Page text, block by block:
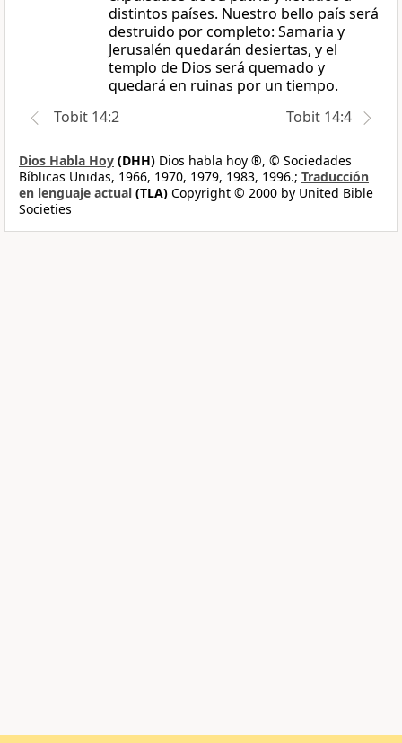
distintos países. Nuestro bello país será
destruido por completo: Samaria y
Jerusalén quedarán desiertas, y el
templo de Dios será quemado y
quedará en ruinas por un tiempo.
Tobit 14:2
Tobit 14:4
Dios Habla Hoy (DHH) Dios habla hoy ®, © Sociedades
Bíblicas Unidas, 1966, 1970, 1979, 1983, 1996.; Traducción
en lenguaje actual (TLA) Copyright © 2000 by United Bible
Societies